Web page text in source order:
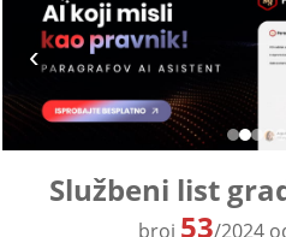
Službeni list
broj 53/2024